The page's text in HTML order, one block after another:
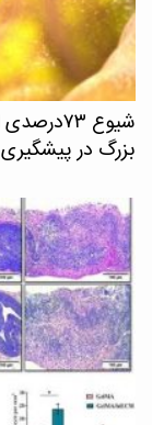
شیوع
بزرگ در پیشگیری